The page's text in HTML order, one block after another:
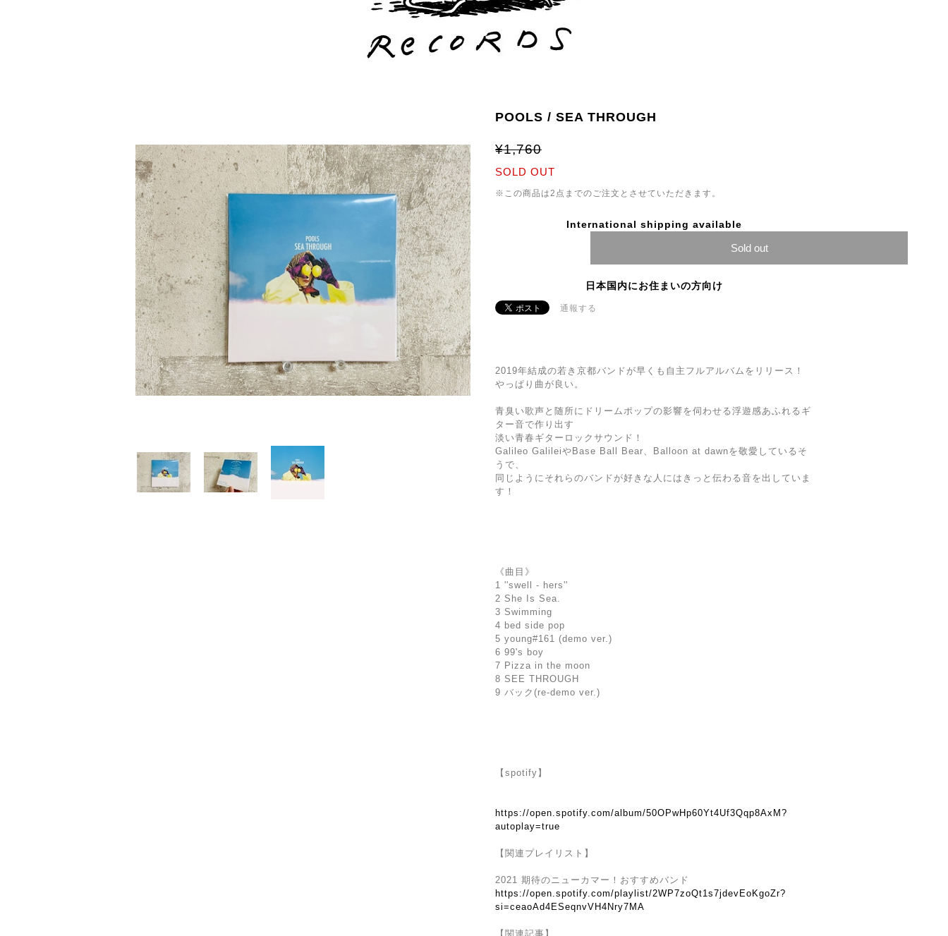
POOLS / SEA THROUGH
¥1,760
SOLD OUT
※この商品は2点までのご注文とさせていただきます。
International shipping available
Sold out
日本国内にお住まいの方向け
通報する
2019年結成の若き京都バンドが早くも自主フルアルバムをリリース！
やっぱり曲が良い。
青臭い歌声と随所にドリームポップの影響を伺わせる浮遊感あふれるギ
ター音で作り出す
淡い青春ギターロックサウンド！
Galileo GalileiやBase Ball Bear、Balloon at dawnを敬愛しているそ
うで、
同じようにそれらのバンドが好きな人にはきっと伝わる音を出していま
す！
《曲目》
1 ''swell - hers''
2 She Is Sea.
3 Swimming
4 bed side pop
5 young#161 (demo ver.)
6 99's boy
7 Pizza in the moon
8 SEE THROUGH
9 バック(re-demo ver.)
【spotify】
https://open.spotify.com/album/50OPwHp60Yt4Uf3Qqp8AxM?
autoplay=true
【関連プレイリスト】
2021 期待のニューカマー！おすすめバンド
https://open.spotify.com/playlist/2WP7zoQt1s7jdevEoKgoZr?
si=ceaoAd4ESeqnvVH4Nry7MA
【関連記事】